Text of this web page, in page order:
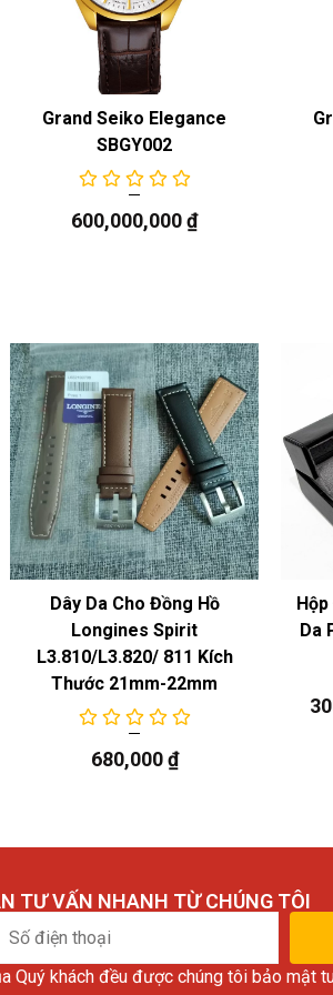
cổ điển giữa thế kỷ đã giúp
đồng hồ trang nhã có vỏ bằng
gọi – mỏng chỉ 10mm, nhưng
phục trang trọng. Hoặc với
Grand Seiko Elegance
SBGY002
600,000,000₫
Dây Da Cho Đồng Hồ
Longines Spirit
L3.810/L3.820/ 811 Kích
Thước 21mm-22mm
680,000₫
Da
TƯ VẤN NHANH TỪ CHÚNG TÔI
Số
Quý khách đều được chúng tôi bảo mật